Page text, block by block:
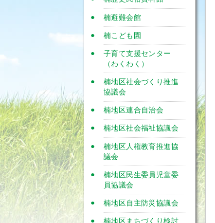
楠避難会館
楠こども園
子育て支援センター
（わくわく）
楠地区社会づくり推進
協議会
楠地区連合自治会
楠地区社会福祉協議会
楠地区人権教育推進協
議会
楠地区民生委員児童委
員協議会
楠地区自主防災協議会
楠地区まちづくり検討